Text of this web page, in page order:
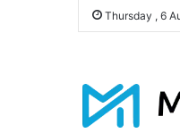
Thursday , 6